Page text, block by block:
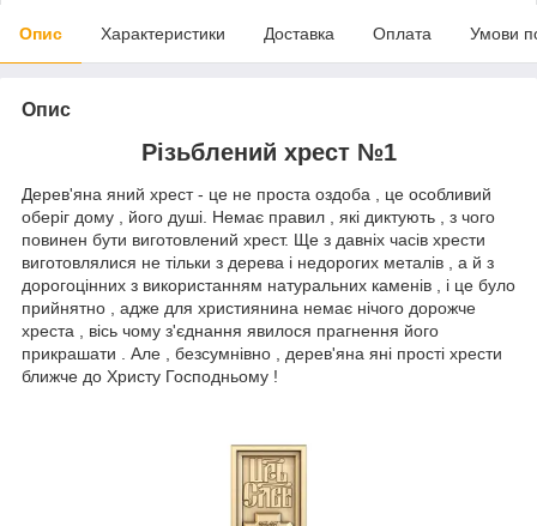
Опис Характеристики Доставка Оплата Умови
Опис
Різьблений хрест №1
Дерев'яна яний хрест - це не проста оздоба , це особливий
оберіг дому , його душі. Немає правил , які диктують , з чого
повинен бути виготовлений хрест. Ще з давніх часів хрести
виготовлялися не тільки з дерева і недорогих металів , а й з
дорогоцінних з використанням натуральних каменів , і це було
прийнятно , адже для християнина немає нічого дорожче
хреста , вісь чому з'єднання явилося прагнення його
прикрашати . Але , безсумнівно , дерев'яна яні прості хрести
ближче до Христу Господньому !